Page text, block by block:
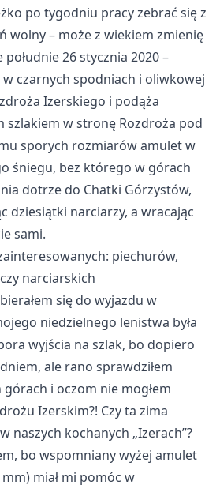
po tygodniu pracy zebrać się z
wolny – może z wiekiem zmienię
południe 26 stycznia 2020 –
czarnych spodniach i oliwkowej
Izerskiego i podąża
szlakiem w stronę Rozdroża pod
sporych rozmiarów amulet w
śniegu, bez którego w górach
dotrze do Chatki Górzystów,
dziesiątki narciarzy, a wracając
sami.
piechurów,
narciarskich
się do wyjazdu w
niedzielnego lenistwa była
wyjścia na szlak, bo dopiero
ale rano sprawdziłem
i oczom nie mogłem
Izerskim?! Czy ta zima
naszych kochanych „Izerach”?
bo wspomniany wyżej amulet
miał mi pomóc w